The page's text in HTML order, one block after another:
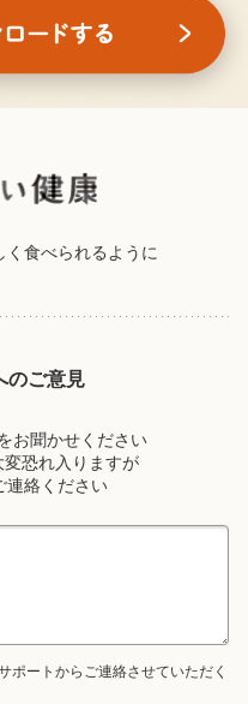
く食べられるように
のご意見
お聞かせください
恐れ入りますが
連絡ください
ポートからご連絡させていただく